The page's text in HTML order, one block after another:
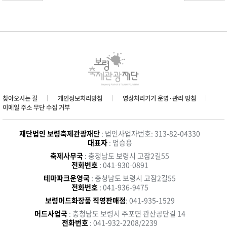
찾아오시는 길 개인정보처리방침
영상처리기기 운영·관리 방침
이메일 주소 무단 수집 거부
재단법인 보령축제관광재단 : 법인사업자번호: 313-82-04330
대표자: 엄승용
축제사무국 : 충청남도 보령시 고잠2길55
전화번호 : 041-930-0891
테마파크운영국 : 충청남도 보령시 고잠2길55
전화번호 : 041-936-9475
보령머드화장품 직영판매점: 041-935-1529
머드사업국 : 충청남도 보령시 주포면 관산공단길 14
전화번호 : 041-932-2208/2239